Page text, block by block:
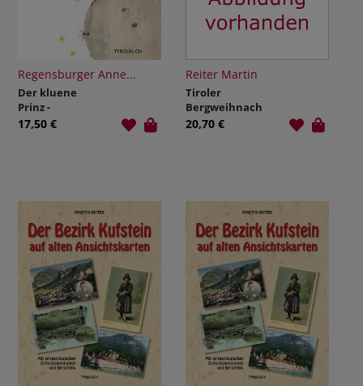
Regensburger Anne...
Der kluene
Prinz -
Tirolerisch
17,50 €
Reiter Martin
Tiroler
Bergweihnach
t
20,70 €